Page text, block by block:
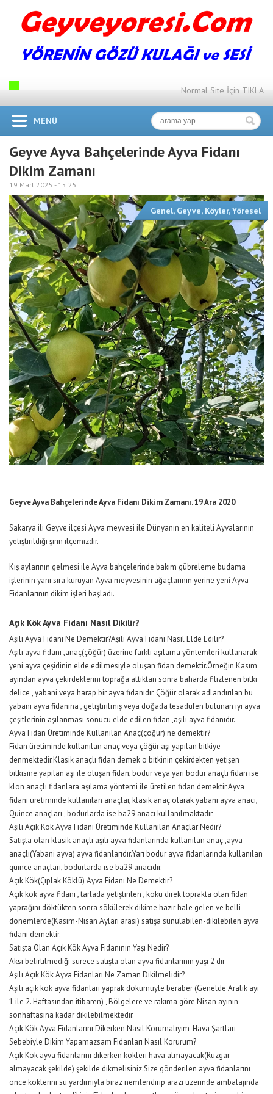
Normal Site İçin TIKLA
MENÜ
Geyve Ayva Bahçelerinde Ayva Fidanı
Dikim Zamanı
19 Mart 2025 - 15:25
Genel, Geyve, Köyler,Yöresel
Geyve Ayva Bahçelerinde Ayva Fidanı Dikim Zamanı. 19 Ara 2020
Sakarya ili Geyve ilçesi Ayva meyvesi ile Dünyanın en kaliteli Ayvalarının
yetiştirildiği şirin ilçemizdir.
Kış aylarının gelmesi ile Ayva bahçelerinde bakım gübreleme budama
işlerinin yanı sıra kuruyan Ayva meyvesinin ağaçlarının yerine yeni Ayva
Fidanlarının dikim işleri başladı.
Açık Kök Ayva Fidanı Nasıl Dikilir?
Aşılı Ayva Fidanı Ne Demektir?Aşılı Ayva Fidanı Nasıl Elde Edilir?
Aşılı ayva fidanı ,anaç(çöğür) üzerine farklı aşılama yöntemleri kullanarak
yeni ayva çeşidinin elde edilmesiyle oluşan fidan demektir.Örneğin Kasım
ayından ayva çekirdeklerini toprağa attıktan sonra baharda filizlenen bitki
delice , yabani veya harap bir ayva fidanıdır. Çöğür olarak adlandırılan bu
yabani ayva fidanına , geliştirilmiş veya doğada tesadüfen bulunan iyi ayva
çeşitlerinin aşılanması sonucu elde edilen fidan ,aşılı ayva fidanıdır.
Ayva Fidan Üretiminde Kullanılan Anaç(çöğür) ne demektir?
Fidan üretiminde kullanılan anaç veya çöğür aşı yapılan bitkiye
denmektedir.Klasik anaçlı fidan demek o bitkinin çekirdekten yetişen
bitkisine yapılan aşı ile oluşan fidan, bodur veya yarı bodur anaçlı fidan ise
klon anaçlı fidanlara aşılama yöntemi ile üretilen fidan demektir.Ayva
fidanı üretiminde kullanılan anaçlar, klasik anaç olarak yabani ayva anacı,
Quince anaçları , bodurlarda ise ba29 anacı kullanılmaktadır.
Aşılı Açık Kök Ayva Fidanı Üretiminde Kullanılan Anaçlar Nedir?
Satışta olan klasik anaçlı aşılı ayva fidanlarında kullanılan anaç ,ayva
anaçlı(Yabani ayva) ayva fidanlarıdır.Yarı bodur ayva fidanlarında kullanılan
quince anaçları, bodurlarda ise ba29 anacıdır.
Açık Kök(Çıplak Köklü) Ayva Fidanı Ne Demektir?
Açık kök ayva fidanı , tarlada yetiştirilen , kökü direk toprakta olan fidan
yaprağını döktükten sonra sökülerek dikime hazır hale gelen ve belli
dönemlerde(Kasım-Nisan Ayları arası) satışa sunulabilen-dikilebilen ayva
fidanı demektir.
Satışta Olan Açık Kök Ayva Fidanının Yaşı Nedir?
Aksi belirtilmediği sürece satışta olan ayva fidanlarının yaşı 2 dir
Aşılı Açık Kök Ayva Fidanları Ne Zaman Dikilmelidir?
Aşılı açık kök ayva fidanları yaprak dökümüyle beraber (Genelde Aralık ayı
1 ile 2. Haftasından itibaren) , Bölgelere ve rakıma göre Nisan ayının
sonhaftasına kadar dikilebilmektedir.
Açık Kök Ayva Fidanlarını Dikerken Nasıl Korumalıyım-Hava Şartları
Sebebiyle Dikim Yapamazsam Fidanları Nasıl Korurum?
Açık Kök ayva fidanlarını dikerken kökleri hava almayacak(Rüzgar
almayacak şekilde) şekilde dikmelisiniz.Size gönderilen ayva fidanlarını
önce köklerini su yardımıyla biraz nemlendirip arazi üzerinde ambalajında